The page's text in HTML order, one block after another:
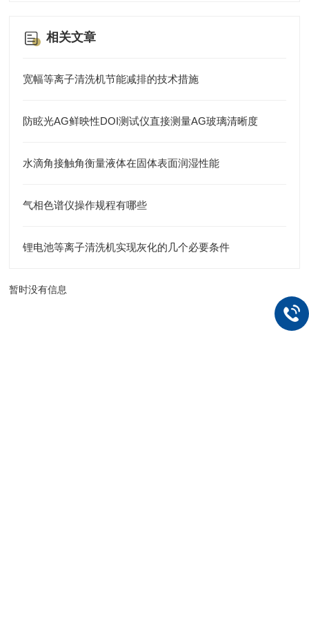
相关文章
宽幅等离子清洗机节能减排的技术措施
防眩光AG鲜映性DOI测试仪直接测量AG玻璃清晰度
水滴角接触角衡量液体在固体表面润湿性能
气相色谱仪操作规程有哪些
锂电池等离子清洗机实现灰化的几个必要条件
暂时没有信息